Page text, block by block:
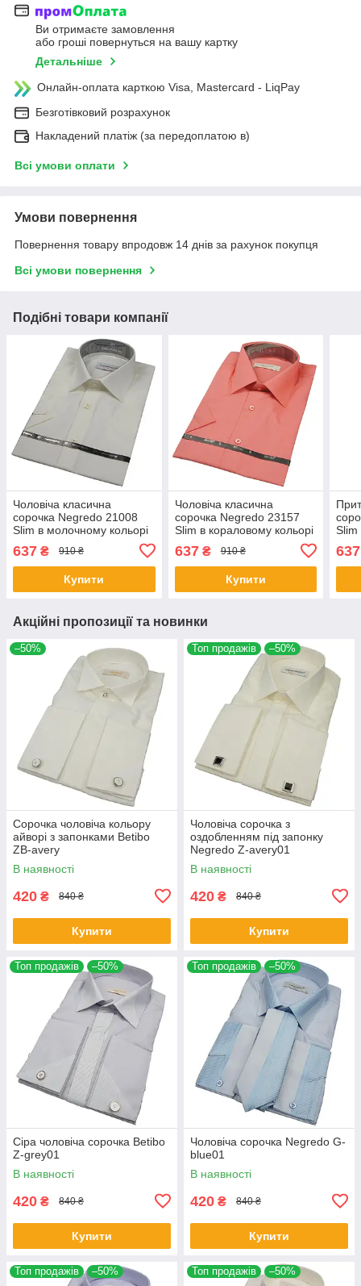
Ви отримаєте замовлення
або гроші повернуться на вашу картку
Детальніше
Онлайн-оплата карткою Visa, Mastercard - LiqPay
Безготівковий розрахунок
Накладений платіж (за передоплатою в)
Всі умови оплати
Умови повернення
Повернення товару впродовж 14 днів за рахунок покупця
Всі умови повернення
Подібні товари компанії
Чоловіча класична
сорочка Negredo 21008
Slim в молочному кольорі
637 ₴ 910 ₴
Купити
Чоловіча класична
сорочка Negredo 23157
Slim в кораловому кольорі
637₴ 910 ₴
Купити
Slim
637
Акційні пропозиції та новинки
–50%
Сорочка чоловіча кольору
айворі з запонками Betibo
ZB-avery
В наявності
420 ₴ 840 ₴
Купити
Топ продажів –50%
Чоловіча сорочка з
оздобленням під запонку
Negredo Z-avery01
В наявності
420 ₴ 840 ₴
Купити
Топ продажів –50%
Сіра чоловіча сорочка Betibo
Z-grey01
В наявності
420 ₴ 840 ₴
Купити
Топ продажів –50%
Чоловіча сорочка Negredo G-
blue01
В наявності
420 ₴ 840 ₴
Купити
Топ продажів –50% Топ продажів –50%